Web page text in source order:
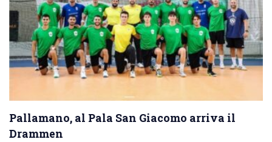
Pallamano, al Pala San Giacomo arriva il
Drammen